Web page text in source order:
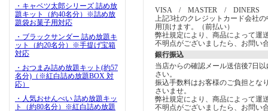
・キャベツ太郎シリーズ 詰め放
題キット（約40名分）※詰め放
題袋お菓子用対応
・ブラックサンダー 詰め放題キ
ット（約20名分）※手提げ宝箱
対応
・おつまみ詰め放題キット(約57
名分)（※紅白詰め放題BOX 対
応）
・人気おせんべい 詰め放題キッ
ト（約80名分）※紅白詰め放題
VISA / MASTER / DINERS
上記3社のクレジットカード会社
用頂けます。（前払い）
弊社規定により、商品によって運
不明点がございましたら、お問い
銀行振込
当店からの確認メール送信後7日
さい。
振込手数料はお客様のご負担とな
さいませ。
弊社規定により、商品によって運
不明点がございましたら、お問い